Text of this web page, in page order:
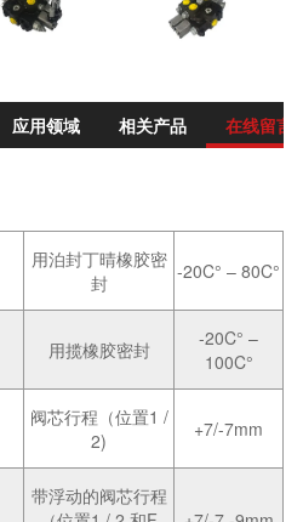
应用领域 相关产品 在线留言
用泊封丁晴橡胶密
封
-20C° – 80C°
用揽橡胶密封
-20C° –
100C°
阀芯行程（位置1 /
2)
+7/-7mm
带浮动的阀芯行程